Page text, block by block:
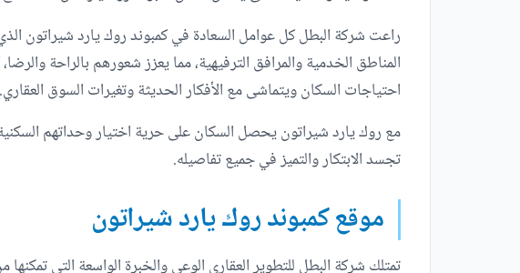
راعت شركة البطل كل عوامل السعادة في كمبوند روك يارد شيراتون
احتياجات السكان ويتماشى مع الأفكار الحديثة وتغيرات السوق العقاري.
مع روك يارد شيراتون يحصل السكان على حرية اختيار وحداتهم السكنية
تجسد الابتكار والتميز في جميع تفاصيله.
موقع كمبوند روك يارد شيراتون
تمتلك شركة البطل للتطوير العقاري الوعي والخبرة الواسعة التي